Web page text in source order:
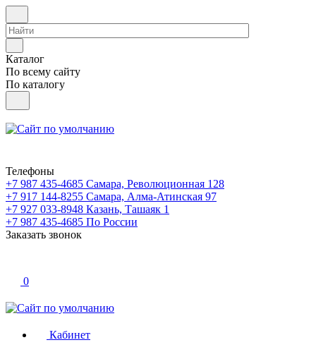
Каталог
По всему сайту
По каталогу
Телефоны
+7 987 435-4685 Самара, Революционная 128
+7 917 144-8255 Самара, Алма-Атинская 97
+7 927 033-8948 Казань, Ташаяк 1
+7 987 435-4685 По России
Заказать звонок
0
Кабинет